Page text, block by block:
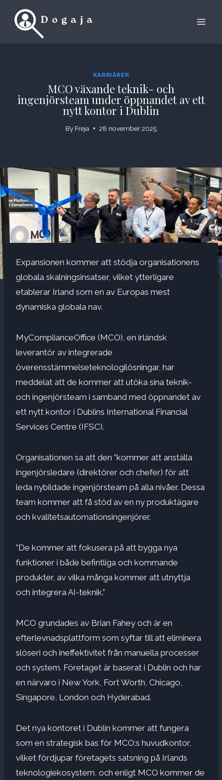
KARRIÄRER
MCO växande teknik- och
ingenjörsteam under öppnandet av ett
nytt kontor i Dublin
By Freja 28 november 2025
Expansionen kommer att stödja organisationens
globala skalningsinsatser, vilket ytterligare
etablerar Irland som en av Europas mest
dynamiska globala nav.
MyComplianceOffice (MCO), en irländsk
leverantör av integrerade
överensstämmelseteknologilösningar, har
meddelat att de kommer att utöka sina teknik-
och ingenjörsteam i samband med öppnandet av
ett nytt kontor i Dublins International Financial
Services Centre (IFSC).
Organisationen sa att den ”kommer att anställa
ingenjörsledare (direktörer och chefer) för att
leda nybildade ingenjörsteam på alla nivåer. Dessa
team kommer att få stöd av en ny produktägare
och kvalitetsautomationsingenjörer.
”De kommer att fokusera på att bygga nya
funktioner i både befintliga och kommande
produkter, av vilka många kommer att utnyttja
och integrera AI-teknik.”
MCO grundades av Brian Fahey och är en
efterlevnadsplattform som syftar till att eliminera
slöseri och ineffektivitet från manuella processer
och system. Företaget är baserat i Dublin och har
en närvaro i New York, Fort Worth, Chicago,
Singapore, London och Hyderabad.
Det nya kontoret i Dublin kommer att fungera
som en strategisk bas för MCO:s huvudkontor,
vilket fördjupar företagets satsning på Irlands
teknologiekosystem, och enligt MCO kommer de